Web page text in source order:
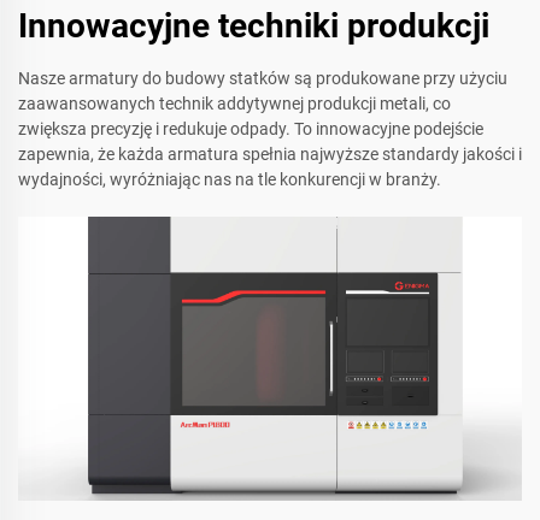
Innowacyjne techniki produkcji
Nasze armatury do budowy statków są produkowane przy użyciu
zaawansowanych technik addytywnej produkcji metali, co
zwiększa precyzję i redukuje odpady. To innowacyjne podejście
zapewnia, że każda armatura spełnia najwyższe standardy jakości i
wydajności, wyróżniając nas na tle konkurencji w branży.